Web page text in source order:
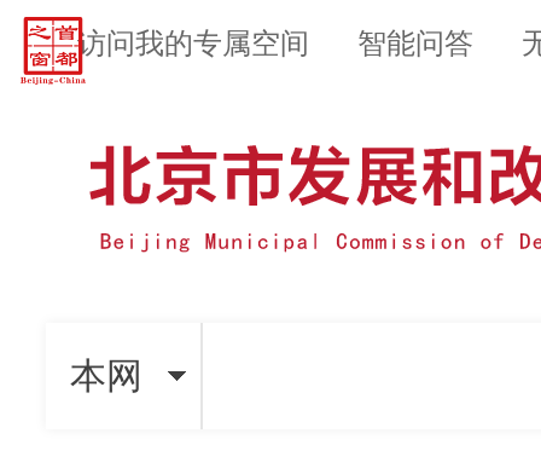
访问我的专属空间 智能问答
本网